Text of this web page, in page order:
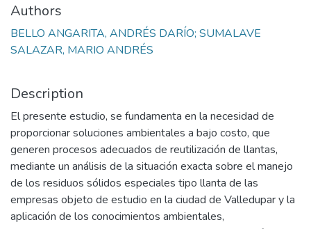
Authors
BELLO ANGARITA, ANDRÉS DARÍO; SUMALAVE
SALAZAR, MARIO ANDRÉS
Description
El presente estudio, se fundamenta en la necesidad de
proporcionar soluciones ambientales a bajo costo, que
generen procesos adecuados de reutilización de llantas,
mediante un análisis de la situación exacta sobre el manejo
de los residuos sólidos especiales tipo llanta de las
empresas objeto de estudio en la ciudad de Valledupar y la
aplicación de los conocimientos ambientales,